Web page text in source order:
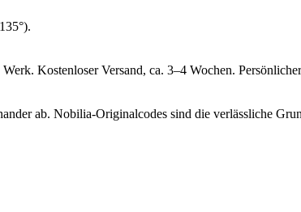
Kostenloser Versand, ca. 3–4 Wochen.
ab. Nobilia-Originalcodes sind die verlässliche